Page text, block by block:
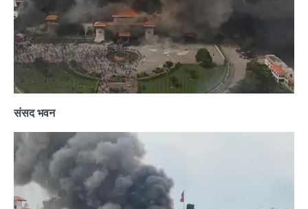
संसद भवन